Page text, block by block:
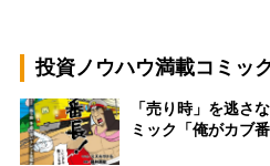
投資ノウハウ満載コミッ
「売り時」を逃さ
ミック「俺がカブ